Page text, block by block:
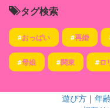
タグ検索
#おっぱい #再婚
#母娘 #関東 #ロ
遊び方 ｜ 年